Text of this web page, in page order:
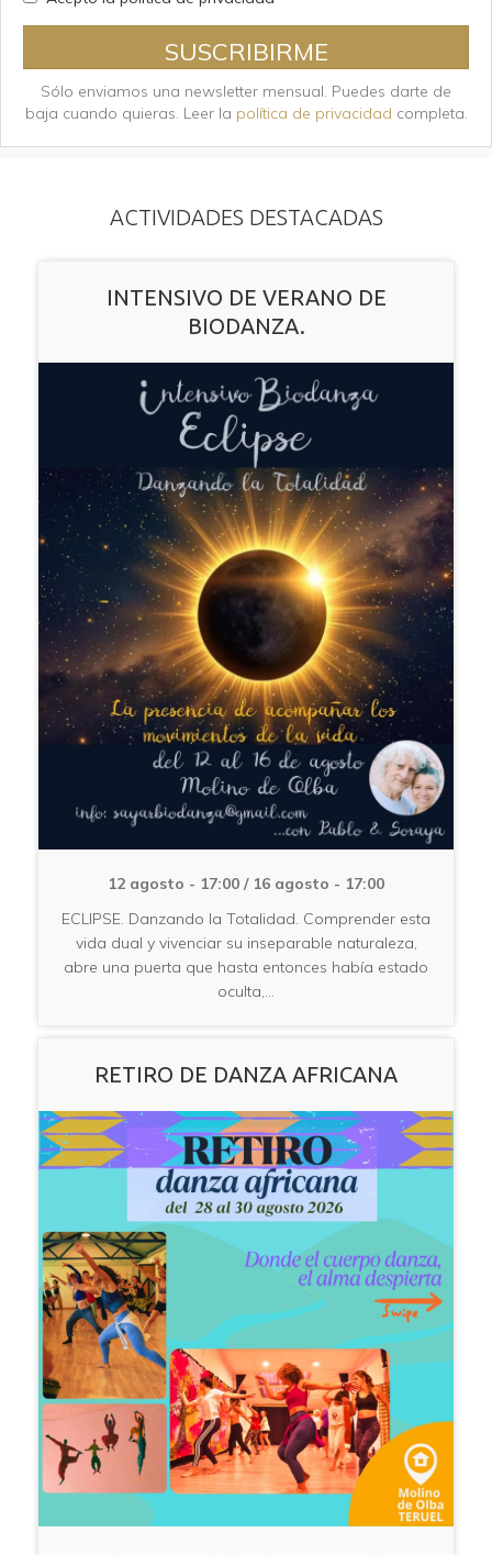
SUSCRIBIRME
Sólo enviamos una newsletter mensual. Puedes darte de
baja cuando quieras. Leer la política de privacidad completa.
ACTIVIDADES DESTACADAS
INTENSIVO DE VERANO DE
BIODANZA.
12 agosto - 17:00 / 16 agosto - 17:00
ECLIPSE. Danzando la Totalidad. Comprender esta
vida dual y vivenciar su inseparable naturaleza,
abre una puerta que hasta entonces había estado
oculta,…
RETIRO DE DANZA AFRICANA